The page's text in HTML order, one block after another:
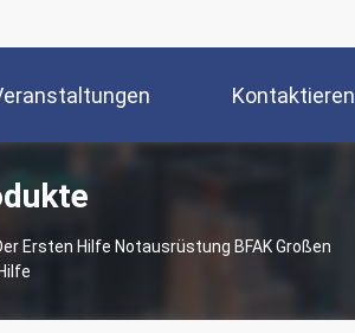
Kontaktieren
Ersten Hilfe Notausrüstung BFAK Großen